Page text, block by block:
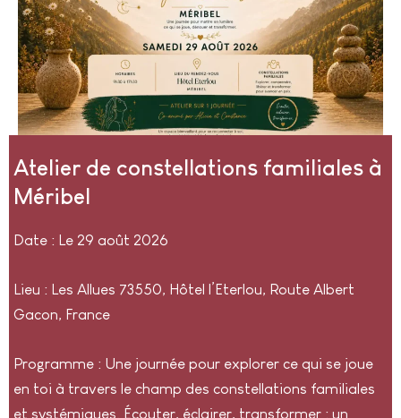
Atelier de constellations familiales à
Méribel
Date : Le 29 août 2026
Lieu : Les Allues 73550, Hôtel l’Eterlou, Route Albert
Gacon, France
Programme : Une journée pour explorer ce qui se joue
en toi à travers le champ des constellations familiales
et systémiques. Écouter, éclairer, transformer : un